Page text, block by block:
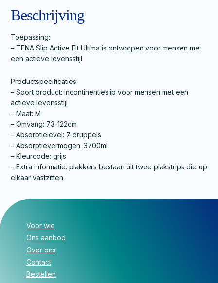
Beschrijving
Toepassing:
– TENA Slip Active Fit Ultima is ontworpen voor mensen met
een actieve levensstijl
Productspecificaties:
– Soort product: incontinentieslip voor mensen met een
actieve levensstijl
– Maat: M
– Omvang: 73-122cm
– Absorptielevel: 7 druppels
– Absorptievermogen: 3700ml
– Kleurcode: grijs
– Extra informatie: plakkers bestaan uit twee plakstrips die op
elkaar vastzitten
Voor wie
Ons aanbod
Over ons
Contact
Bestellen